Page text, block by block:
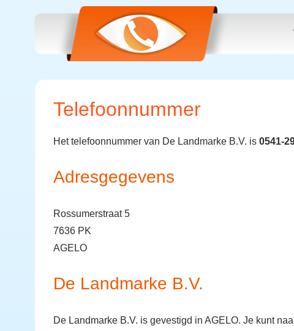
Telefoonnummer
Het telefoonnummer van De Landmarke B.V. is 0541-
Adresgegevens
Rossumerstraat 5
7636 PK
AGELO
De Landmarke B.V.
De Landmarke B.V. is gevestigd in AGELO. Je kunt